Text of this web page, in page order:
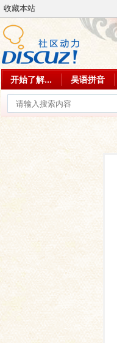
收藏本站
开始了解... 吴语拼音